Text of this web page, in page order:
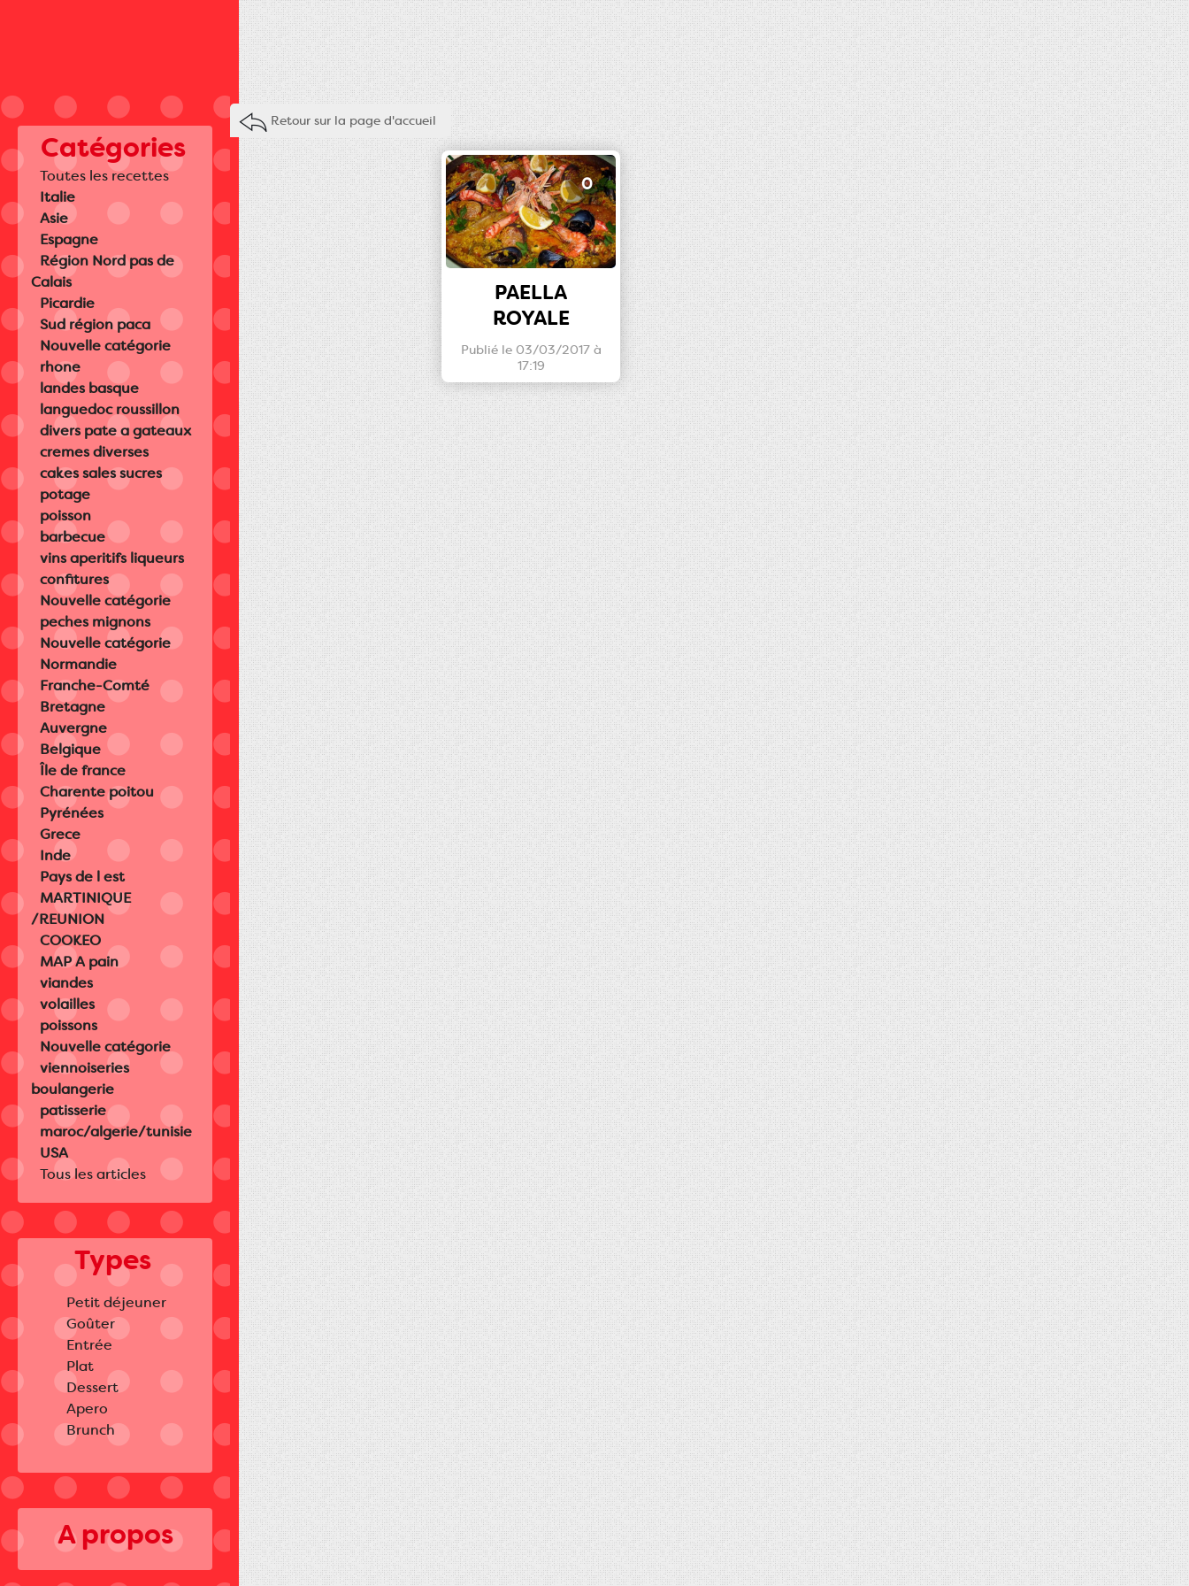
Catégories
Toutes les recettes
Italie
Asie
Espagne
Région Nord pas de
Calais
Picardie
Sud région paca
Nouvelle catégorie
rhone
landes basque
languedoc roussillon
divers pate a gateaux
cremes diverses
cakes sales sucres
potage
poisson
barbecue
vins aperitifs liqueurs
confitures
Nouvelle catégorie
peches mignons
Nouvelle catégorie
Normandie
Franche-Comté
Bretagne
Auvergne
Belgique
Île de france
Charente poitou
Pyrénées
Grece
Inde
Pays de l est
MARTINIQUE
/REUNION
COOKEO
MAP A pain
viandes
volailles
poissons
Nouvelle catégorie
viennoiseries
boulangerie
patisserie
maroc/algerie/tunisie
USA
Tous les articles
Types
Petit déjeuner
Goûter
Entrée
Plat
Dessert
Apero
Brunch
A propos
Retour sur la page d'accueil
PAELLA
ROYALE
Publié le 03/03/2017 à
17:19
0